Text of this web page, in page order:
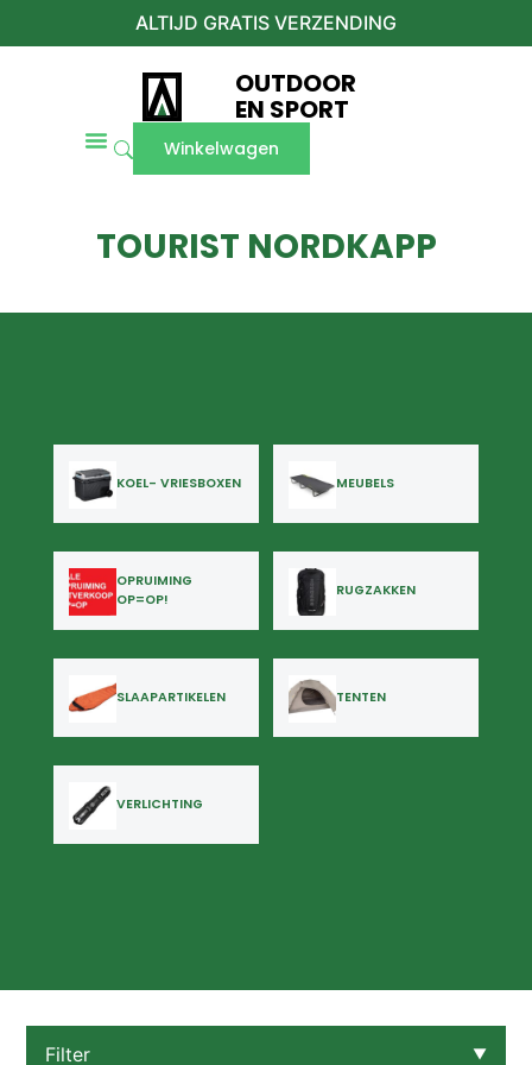
ALTIJD GRATIS VERZENDING
OUTDOOR
EN SPORT
Winkelwagen
TOURIST NORDKAPP
KOEL- VRIESBOXEN MEUBELS
OPRUIMING
OP=OP!
RUGZAKKEN
SLAAPARTIKELEN TENTEN
VERLICHTING
Filter ▼